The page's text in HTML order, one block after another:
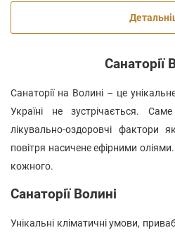
Санаторії
Санаторії на Волині – це
Україні не зустрічається.
лікувально-оздоровчі фактори
повітря насичене ефірними
кожного.
Санаторії Волині
Унікальні кліматичні умови,